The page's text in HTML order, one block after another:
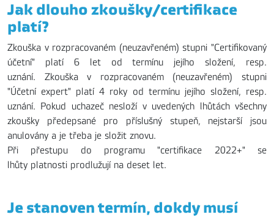
Jak dlouho zkoušky/certifikace
platí?
Zkouška v rozpracovaném (neuzavřeném) stupni "Certifikovaný
účetní" platí 6 let od termínu jejího složení, resp.
uznání. Zkouška v rozpracovaném (neuzavřeném) stupni
"Účetní expert" platí 4 roky od termínu jejího složení, resp.
uznání. Pokud uchazeč nesloží v uvedených lhůtách všechny
zkoušky předepsané pro příslušný stupeň, nejstarší jsou
anulovány a je třeba je složit znovu.
Při přestupu do programu "certifikace 2022+" se
lhůty platnosti prodlužují na deset let.
Je stanoven termín, dokdy musí